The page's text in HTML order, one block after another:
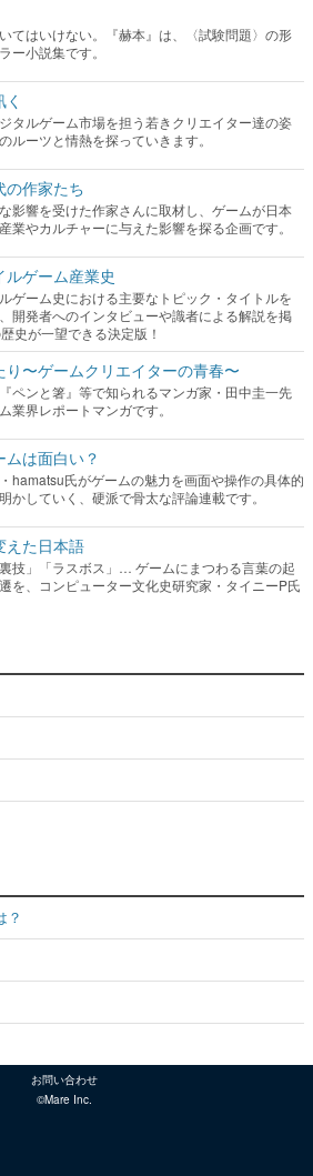
てはいけない。『赫本』は、〈試験問題〉の形
ー小説集です。
タルゲーム市場を担う若きクリエイター達の姿
ルーツと情熱を探っていきます。
の作家たち
影響を受けた作家さんに取材し、ゲームが日本
業やカルチャーに与えた影響を探る企画です。
ルゲーム産業史
ゲーム史における主要なトピック・タイトルを
開発者へのインタビューや識者による解説を掲
史が一望できる決定版！
り〜ゲームクリエイターの青春〜
『ペンと箸』等で知られるマンガ家・田中圭一先
業界レポートマンガです。
ムは面白い？
hamatsu氏がゲームの魅力を画面や操作の具体的
かしていく、硬派で骨太な評論連載です。
えた日本語
裏技」「ラスボス」… ゲームにまつわる言葉の起
を、コンピューター文化史研究家・タイニーP氏
？
お問い合わせ
©Mare Inc.